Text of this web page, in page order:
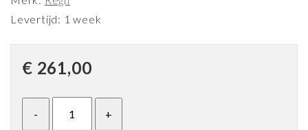
Levertijd: 1 week
€ 261,00